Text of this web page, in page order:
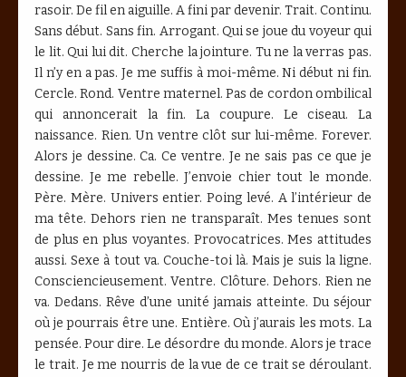
rasoir. De fil en aiguille. A fini par devenir. Trait. Continu.
Sans début. Sans fin. Arrogant. Qui se joue du voyeur qui
le lit. Qui lui dit. Cherche la jointure. Tu ne la verras pas.
Il n’y en a pas. Je me suffis à moi-même. Ni début ni fin.
Cercle. Rond. Ventre maternel. Pas de cordon ombilical
qui annoncerait la fin. La coupure. Le ciseau. La
naissance. Rien. Un ventre clôt sur lui-même. Forever.
Alors je dessine. Ca. Ce ventre. Je ne sais pas ce que je
dessine. Je me rebelle. J’envoie chier tout le monde.
Père. Mère. Univers entier. Poing levé. A l’intérieur de
ma tête. Dehors rien ne transparaît. Mes tenues sont
de plus en plus voyantes. Provocatrices. Mes attitudes
aussi. Sexe à tout va. Couche-toi là. Mais je suis la ligne.
Consciencieusement. Ventre. Clôture. Dehors. Rien ne
va. Dedans. Rêve d’une unité jamais atteinte. Du séjour
où je pourrais être une. Entière. Où j’aurais les mots. La
pensée. Pour dire. Le désordre du monde. Alors je trace
le trait. Je me nourris de la vue de ce trait se déroulant.